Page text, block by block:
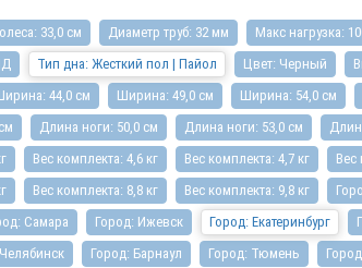
33,0 см Диаметр труб: 32 мм Макс нагрузка:
Тип дна: Жесткий пол | Пайол Цвет: Черный
44,0 см Ширина: 49,0 см Ширина: 54,0 см
Длина ноги: 50,0 см Длина ноги: 53,0 см
Вес комплекта: 4,6 кг Вес комплекта: 4,7 кг Вес
Вес комплекта: 8,8 кг Вес комплекта: 9,8 кг
Самара Город: Ижевск Город: Екатеринбург
Город: Барнаул Город: Тюмень